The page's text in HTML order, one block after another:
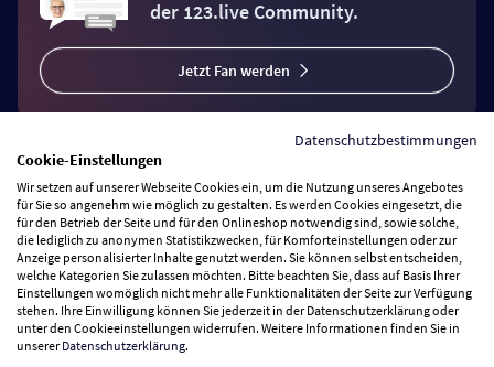
der 123.live Community.
Jetzt Fan werden
Vertrag widerrufen
Zahlungsarten
Wir versenden mit
Datenschutzbestimmungen
Cookie-Einstellungen
Wir setzen auf unserer Webseite Cookies ein, um die Nutzung unseres Angebotes
für Sie so angenehm wie möglich zu gestalten. Es werden Cookies eingesetzt, die
für den Betrieb der Seite und für den Onlineshop notwendig sind, sowie solche,
die lediglich zu anonymen Statistikzwecken, für Komforteinstellungen oder zur
Anzeige personalisierter Inhalte genutzt werden. Sie können selbst entscheiden,
welche Kategorien Sie zulassen möchten. Bitte beachten Sie, dass auf Basis Ihrer
Einstellungen womöglich nicht mehr alle Funktionalitäten der Seite zur Verfügung
stehen. Ihre Einwilligung können Sie jederzeit in der Datenschutzerklärung oder
unter den Cookieeinstellungen widerrufen. Weitere Informationen finden Sie in
unsererDatenschutzerklärung.